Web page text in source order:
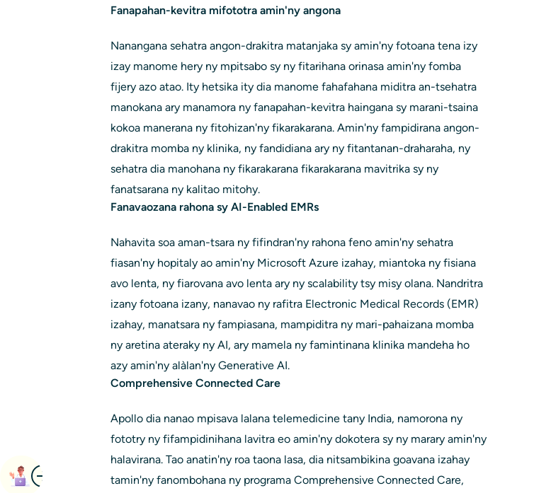
Fanapahan-kevitra mifototra amin'ny angona
Nanangana sehatra angon-drakitra matanjaka sy amin'ny fotoana tena izy
izay manome hery ny mpitsabo sy ny fitarihana orinasa amin'ny fomba
fijery azo atao. Ity hetsika ity dia manome fahafahana miditra an-tsehatra
manokana ary manamora ny fanapahan-kevitra haingana sy marani-tsaina
kokoa manerana ny fitohizan'ny fikarakarana. Amin'ny fampidirana angon-
drakitra momba ny klinika, ny fandidiana ary ny fitantanan-draharaha, ny
sehatra dia manohana ny fikarakarana fikarakarana mavitrika sy ny
fanatsarana ny kalitao mitohy.
Fanavaozana rahona sy AI-Enabled EMRs
Nahavita soa aman-tsara ny fifindran'ny rahona feno amin'ny sehatra
fiasan'ny hopitaly ao amin'ny Microsoft Azure izahay, miantoka ny fisiana
avo lenta, ny fiarovana avo lenta ary ny scalability tsy misy olana. Nandritra
izany fotoana izany, nanavao ny rafitra Electronic Medical Records (EMR)
izahay, manatsara ny fampiasana, mampiditra ny mari-pahaizana momba
ny aretina ateraky ny AI, ary mamela ny famintinana klinika mandeha ho
azy amin'ny alàlan'ny Generative AI.
Comprehensive Connected Care
Apollo dia nanao mpisava lalana telemedicine tany India, namorona ny
fototry ny fifampidinihana lavitra eo amin'ny dokotera sy ny marary amin'ny
halavirana. Tao anatin'ny roa taona lasa, dia nitsambikina goavana izahay
tamin'ny fanombohana ny programa Comprehensive Connected Care,
ImageBook Appointment